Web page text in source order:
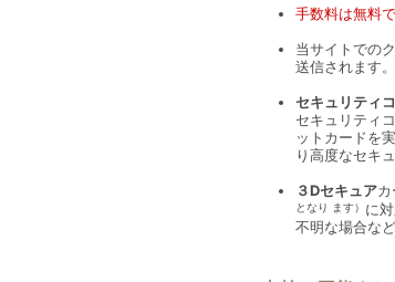
手数料は無料
当サイトでの
送信されます
セキュリティ
セキュリティ
ットカードを
り高度なセキ
３Dセキュアカ
となり ます） に
不明な場合な